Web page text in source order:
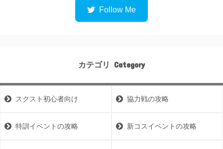
カテゴリ
スクスト初心者向け 協力戦の攻略
特訓イベントの攻略 新コスイベントの攻略